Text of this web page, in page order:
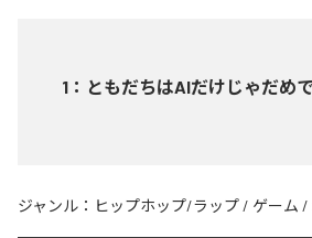
1 ： ともだちはAIだけじゃだめ
ジャンル： ヒップホップ/ラップ / ゲーム /